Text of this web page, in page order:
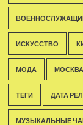
ИСКУССТВО
МОДА МОСКВА
ТЕГИ ДАТА
МУЗЫКАЛЬНЫЕ